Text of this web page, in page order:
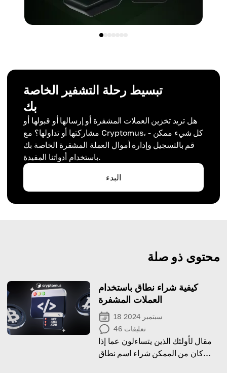
تبسيط رحلة التشفير الخاصة
بك
هل تريد تخزين العملات المشفرة أو إرسالها أو قبولها أو
مشاركتها أو تداولها؟ مع Cryptomus، كل شيء ممكن -
قم بالتسجيل وإدارة أموال العملة المشفرة الخاصة بك
باستخدام أدواتنا المفيدة.
البدء
محتوى ذو صلة
كيفية شراء نطاق باستخدام
العملات المشفرة
18 سبتمبر 2024
46 تعليقات
مقال لأولئك الذين يتساءلون عما إذا
كان من الممكن شراء اسم نطاق